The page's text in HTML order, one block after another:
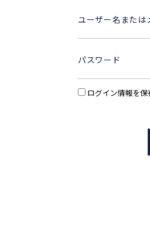
ユーザー名または
パスワード
ログイン情報を保